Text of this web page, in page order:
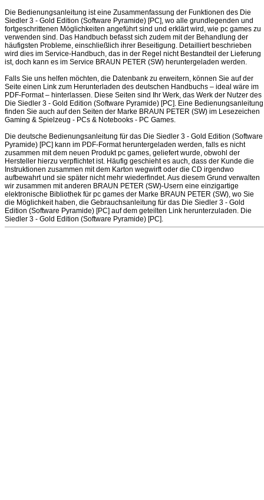
Die Bedienungsanleitung ist eine Zusammenfassung der Funktionen des Die
Siedler 3 - Gold Edition (Software Pyramide) [PC], wo alle grundlegenden und
fortgeschrittenen Möglichkeiten angeführt sind und erklärt wird, wie pc games zu
verwenden sind. Das Handbuch befasst sich zudem mit der Behandlung der
häufigsten Probleme, einschließlich ihrer Beseitigung. Detailliert beschrieben
wird dies im Service-Handbuch, das in der Regel nicht Bestandteil der Lieferung
ist, doch kann es im Service BRAUN PETER (SW) heruntergeladen werden.
Falls Sie uns helfen möchten, die Datenbank zu erweitern, können Sie auf der
Seite einen Link zum Herunterladen des deutschen Handbuchs – ideal wäre im
PDF-Format – hinterlassen. Diese Seiten sind Ihr Werk, das Werk der Nutzer des
Die Siedler 3 - Gold Edition (Software Pyramide) [PC]. Eine Bedienungsanleitung
finden Sie auch auf den Seiten der Marke BRAUN PETER (SW) im Lesezeichen
Gaming & Spielzeug - PCs & Notebooks - PC Games.
Die deutsche Bedienungsanleitung für das Die Siedler 3 - Gold Edition (Software
Pyramide) [PC] kann im PDF-Format heruntergeladen werden, falls es nicht
zusammen mit dem neuen Produkt pc games, geliefert wurde, obwohl der
Hersteller hierzu verpflichtet ist. Häufig geschieht es auch, dass der Kunde die
Instruktionen zusammen mit dem Karton wegwirft oder die CD irgendwo
aufbewahrt und sie später nicht mehr wiederfindet. Aus diesem Grund verwalten
wir zusammen mit anderen BRAUN PETER (SW)-Usern eine einzigartige
elektronische Bibliothek für pc games der Marke BRAUN PETER (SW), wo Sie
die Möglichkeit haben, die Gebrauchsanleitung für das Die Siedler 3 - Gold
Edition (Software Pyramide) [PC] auf dem geteilten Link herunterzuladen. Die
Siedler 3 - Gold Edition (Software Pyramide) [PC].